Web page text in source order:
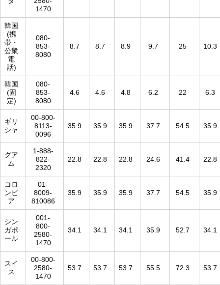
1470
韓国
(携
帯・
公衆
電
話)
080-
853-
8080
8.7 8.7 8.9 9.7 25 10.3
韓国
(固
定)
080-
853-
8080
4.6 4.6 4.8 6.2 22 6.3
ギリ
シャ
00-800-
8113-
0096
35.9 35.9 35.9 37.7 54.5 35.9
グア
ム
1-888-
822-
2320
22.8 22.8 22.8 24.6 41.4 22.8
コロ
ンビ
ア
01-
8009-
810086
35.9 35.9 35.9 37.7 54.5 35.9
シン
ガポ
ール
001-
800-
2580-
1470
34.1 34.1 34.1 35.9 52.7 34.1
スイ
ス
00-800-
2580-
1470
53.7 53.7 53.7 55.5 72.3 53.7